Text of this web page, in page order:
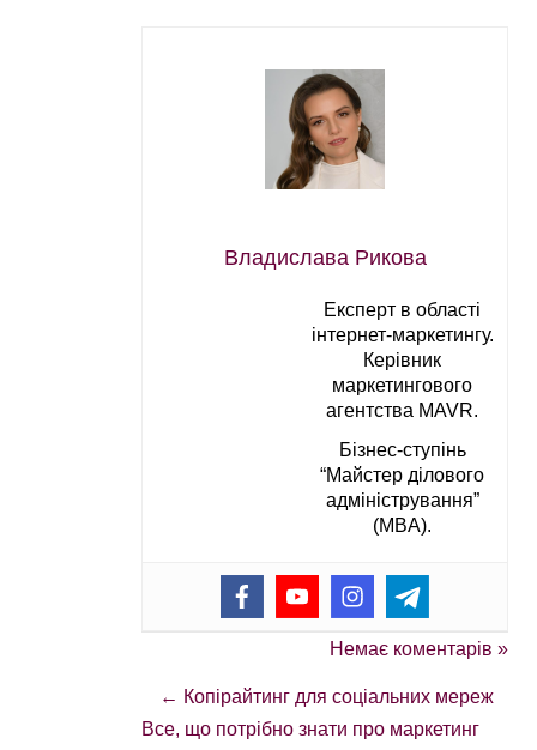
Владислава Рикова
Експерт в області
інтернет-маркетингу.
Керівник
маркетингового
агентства MAVR.
Бізнес-ступінь
“Майстер ділового
адміністрування”
(MBA).
Немає коментарів »
← Копірайтинг для соціальних мереж
Все, що потрібно знати про маркетинг